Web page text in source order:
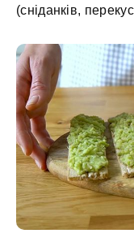
(сніданків,